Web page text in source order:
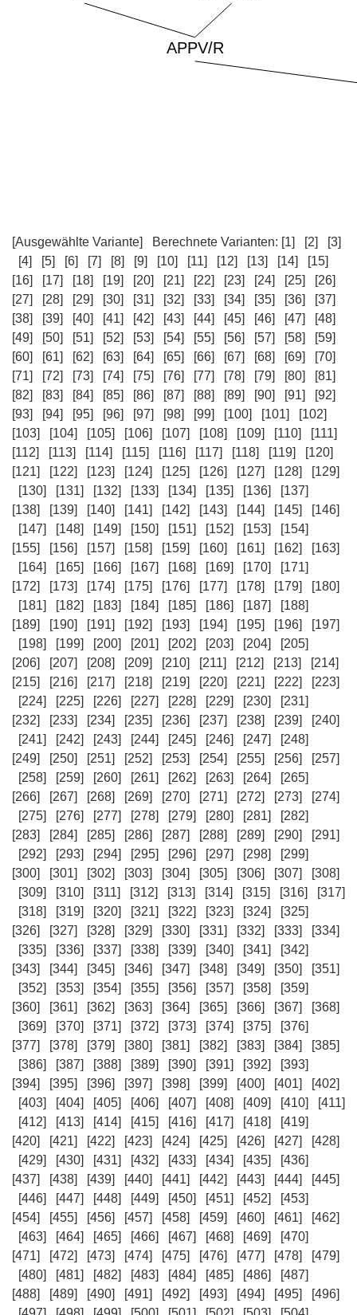
[Ausgewählte Variante] Berechnete Varianten: [1] [2]
[3]
[4]
[5] [6] [7] [8] [9] [10] [11] [12] [13] [14]
[15]
[16]
[17] [18] [19] [20] [21] [22] [23] [24] [25]
[26]
[27]
[28] [29] [30] [31] [32] [33] [34] [35] [36]
[37]
[38]
[39] [40] [41] [42] [43] [44] [45] [46] [47]
[48]
[49]
[50] [51] [52] [53] [54] [55] [56] [57] [58]
[59]
[60]
[61] [62] [63] [64] [65] [66] [67] [68] [69]
[70]
[71]
[72] [73] [74] [75] [76] [77] [78] [79] [80]
[81]
[82]
[83] [84] [85] [86] [87] [88] [89] [90] [91]
[92]
[93]
[94] [95] [96] [97] [98] [99] [100] [101]
[102]
[103]
[104] [105] [106] [107] [108] [109] [110]
[111]
[112]
[113] [114] [115] [116] [117] [118] [119]
[120]
[121]
[122] [123] [124] [125] [126] [127] [128]
[129]
[130]
[131] [132] [133] [134] [135] [136]
[137]
[138]
[139] [140] [141] [142] [143] [144] [145]
[146]
[147]
[148] [149] [150] [151] [152] [153]
[154]
[155]
[156] [157] [158] [159] [160] [161] [162]
[163]
[164]
[165] [166] [167] [168] [169] [170]
[171]
[172]
[173] [174] [175] [176] [177] [178] [179]
[180]
[181]
[182] [183] [184] [185] [186] [187]
[188]
[189]
[190] [191] [192] [193] [194] [195] [196]
[197]
[198]
[199] [200] [201] [202] [203] [204]
[205]
[206]
[207] [208] [209] [210] [211] [212] [213]
[214]
[215]
[216] [217] [218] [219] [220] [221] [222]
[223]
[224]
[225] [226] [227] [228] [229] [230]
[231]
[232]
[233] [234] [235] [236] [237] [238] [239]
[240]
[241]
[242] [243] [244] [245] [246] [247]
[248]
[249]
[250] [251] [252] [253] [254] [255] [256]
[257]
[258]
[259] [260] [261] [262] [263] [264]
[265]
[266]
[267] [268] [269] [270] [271] [272] [273]
[274]
[275]
[276] [277] [278] [279] [280] [281]
[282]
[283]
[284] [285] [286] [287] [288] [289] [290]
[291]
[292]
[293] [294] [295] [296] [297] [298]
[299]
[300]
[301] [302] [303] [304] [305] [306] [307]
[308]
[309]
[310] [311] [312] [313] [314] [315] [316]
[317]
[318]
[319] [320] [321] [322] [323] [324]
[325]
[326]
[327] [328] [329] [330] [331] [332] [333]
[334]
[335]
[336] [337] [338] [339] [340] [341]
[342]
[343]
[344] [345] [346] [347] [348] [349] [350]
[351]
[352]
[353] [354] [355] [356] [357] [358]
[359]
[360]
[361] [362] [363] [364] [365] [366] [367]
[368]
[369]
[370] [371] [372] [373] [374] [375]
[376]
[377]
[378] [379] [380] [381] [382] [383] [384]
[385]
[386]
[387] [388] [389] [390] [391] [392]
[393]
[394]
[395] [396] [397] [398] [399] [400] [401]
[402]
[403]
[404] [405] [406] [407] [408] [409] [410]
[411]
[412]
[413] [414] [415] [416] [417] [418]
[419]
[420]
[421] [422] [423] [424] [425] [426] [427]
[428]
[429]
[430] [431] [432] [433] [434] [435]
[436]
[437]
[438] [439] [440] [441] [442] [443] [444]
[445]
[446]
[447] [448] [449] [450] [451] [452]
[453]
[454]
[455] [456] [457] [458] [459] [460] [461]
[462]
[463]
[464] [465] [466] [467] [468] [469]
[470]
[471]
[472] [473] [474] [475] [476] [477] [478]
[479]
[480]
[481] [482] [483] [484] [485] [486]
[487]
[488]
[489] [490] [491] [492] [493] [494] [495]
[496]